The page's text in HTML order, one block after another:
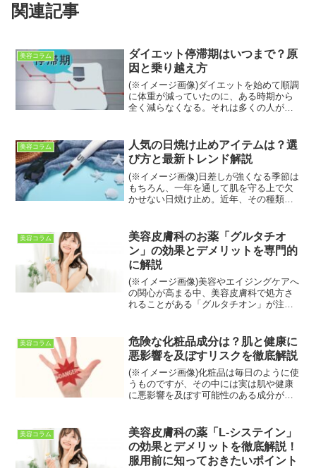
関連記事
美容コラム
ダイエット停滞期はいつまで？原
因と乗り越え方
(※イメージ画像)ダイエットを始めて順調
に体重が減っていたのに、ある時期から
全く減らなくなる。それは多くの人が経
とが多く、その期間は人によって異なり
ます。この現象は、...
美容コラム
人気の日焼け止めアイテムは？選
び方と最新トレンド解説
(※イメージ画像)日差しが強くなる季節は
もちろん、一年を通して肌を守る上で欠
かせない日焼け止め。近年、その種類は
記事では、最新の人気日焼け止めアイテ
ムをタイプ別に徹底解...
美容コラム
美容皮膚科のお薬「グルタチオ
ン」の効果とデメリットを専門的
に解説
(※イメージ画像)美容やエイジングケアへ
の関心が高まる中、美容皮膚科で処方さ
れることがある「グルタチオン」が注目
でのサポートが期待されている成分で
す。一方で、「本当に美...
美容コラム
危険な化粧品成分は？肌と健康に
悪影響を及ぼすリスクを徹底解説
(※イメージ画像)化粧品は毎日のように使
うものですが、その中には実は肌や健康
に悪影響を及ぼす可能性のある成分が含
裏の成分表示を見ると疑わしい物質が混
ざっているケースもあり...
美容コラム
美容皮膚科の薬「L-システイン」
の効果とデメリットを徹底解説！
服用前に知っておきたいポイント